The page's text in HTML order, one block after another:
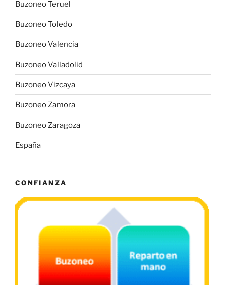
Buzoneo Teruel
Buzoneo Toledo
Buzoneo Valencia
Buzoneo Valladolid
Buzoneo Vizcaya
Buzoneo Zamora
Buzoneo Zaragoza
España
CONFIANZA